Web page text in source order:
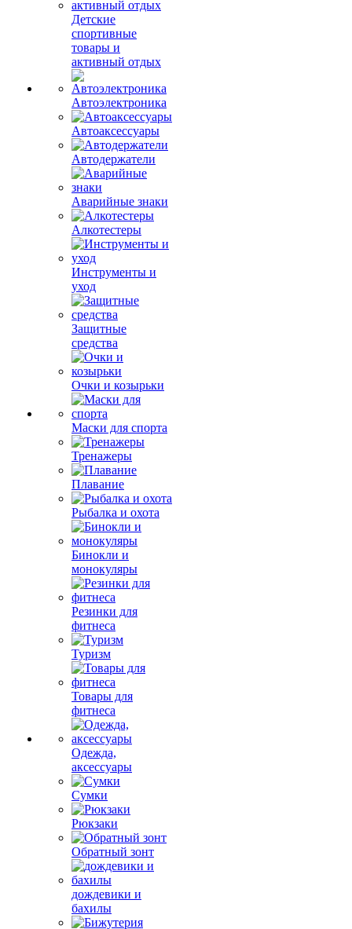
Детские
спортивные
товары и
активный отдых
Автоэлектроника
Автоаксессуары
Автодержатели
Аварийные знаки
Алкотестеры
Инструменты и
уход
Защитные
средства
Очки и козырьки
Маски для спорта
Тренажеры
Плавание
Рыбалка и охота
Бинокли и
монокуляры
Резинки для
фитнеса
Туризм
Товары для
фитнеса
Одежда,
аксессуары
Сумки
Рюкзаки
Обратный зонт
дождевики и
бахилы